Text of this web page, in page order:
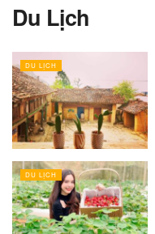
Du Lịch
DU LỊCH
DU LỊCH